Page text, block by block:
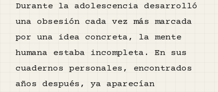
Durante la adolescencia desarrolló
una obsesión cada vez más marcada
por una idea concreta, la mente
humana estaba incompleta. En sus
cuadernos personales, encontrados
años después, ya aparecían